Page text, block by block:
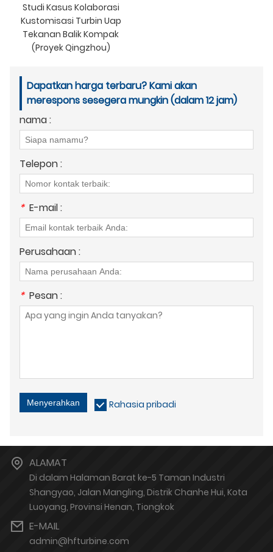
Studi Kasus Kolaborasi
Kustomisasi Turbin Uap
Tekanan Balik Kompak
(Proyek Qingzhou)
Dapatkan harga terbaru? Kami akan
merespons sesegera mungkin (dalam 12 jam)
nama :
Telepon :
* E-mail :
Perusahaan :
* Pesan :
Menyerahkan Rahasia pribadi
ALAMAT
Di dalam Halaman Barat ke-5 Taman Industri
Shangyao, Jalan Mangling, Distrik Chanhe Hui, Kota
Luoyang, Provinsi Henan, Tiongkok
E-MAIL
admin@hfturbine.com